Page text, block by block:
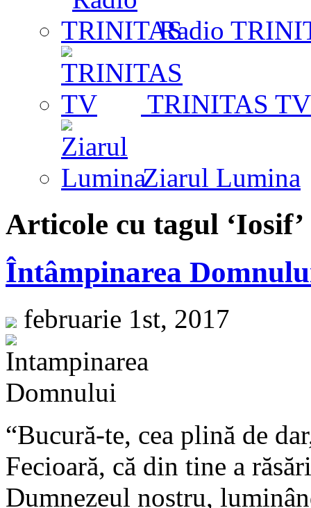
Radio
TRINITAS TV
Ziarul Lumina
Articole cu tagul ‘Iosif’
Întâmpinarea
februarie 1st, 2017
“Bucură-te, cea plină de
Fecioară, că din tine a
Dumnezeul nostru,